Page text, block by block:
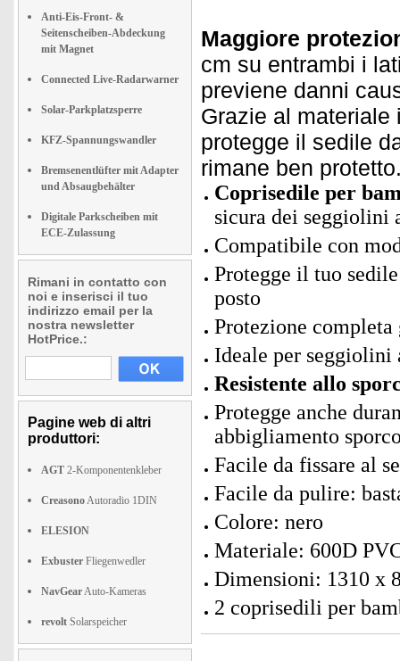
Anti-Eis-Front- &
Seitenscheiben-Abdeckung
mit Magnet
Connected Live-Radarwarner
Solar-Parkplatzsperre
KFZ-Spannungswandler
Bremsenentlüfter mit Adapter
und Absaugbehälter
Digitale Parkscheiben mit
ECE-Zulassung
Rimani in contatto con
noi e inserisci il tuo
indirizzo email per la
nostra newsletter
HotPrice.:
Pagine web di altri
produttori:
AGT 2-Komponentenkleber
CreasonoAutoradio 1DIN
ELESION
Exbuster Fliegenwedler
NavGearAuto-Kameras
revolt Solarspeicher
Maggiore
cm su entrambi i
previene danni
Grazie al
protegge il sedile
rimane ben
Coprisedile per
sicura dei seggiolini
Compatibile con
Protegge il tuo
posto
Protezione
Ideale per
Resistente allo
Protegge anche
abbigliamento
Facile da fissare al
Facile da pulire:
Colore: nero
Materiale: 600D
Dimensioni: 1310 x
2 coprisedili per